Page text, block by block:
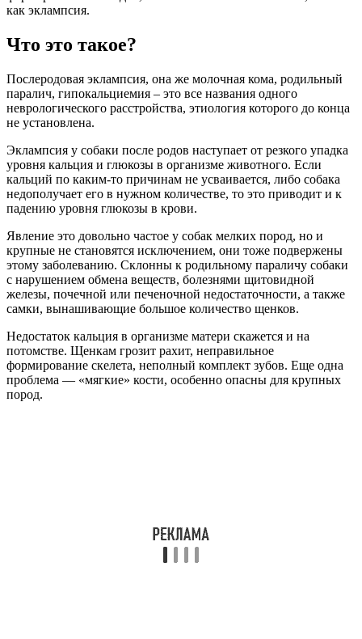
как эклампсия.
Что это такое?
Послеродовая эклампсия, она же молочная кома, родильный
паралич, гипокальциемия – это все названия одного
неврологического расстройства, этиология которого до конца
не установлена.
Эклампсия у собаки после родов наступает от резкого упадка
уровня кальция и глюкозы в организме животного. Если
кальций по каким-то причинам не усваивается, либо собака
недополучает его в нужном количестве, то это приводит и к
падению уровня глюкозы в крови.
Явление это довольно частое у собак мелких пород, но и
крупные не становятся исключением, они тоже подвержены
этому заболеванию. Склонны к родильному параличу собаки
с нарушением обмена веществ, болезнями щитовидной
железы, почечной или печеночной недостаточности, а также
самки, вынашивающие большое количество щенков.
Недостаток кальция в организме матери скажется и на
потомстве. Щенкам грозит рахит, неправильное
формирование скелета, неполный комплект зубов. Еще одна
проблема — «мягкие» кости, особенно опасны для крупных
пород.